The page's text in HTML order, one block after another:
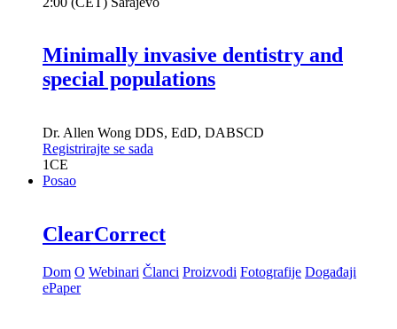
Minimally invasive dentistry and
special populations
Dr. Allen Wong DDS, EdD, DABSCD
Registrirajte se sada
1CE
Posao
ClearCorrect
Dom O Webinari Članci Proizvodi Fotografije Događaji
ePaper